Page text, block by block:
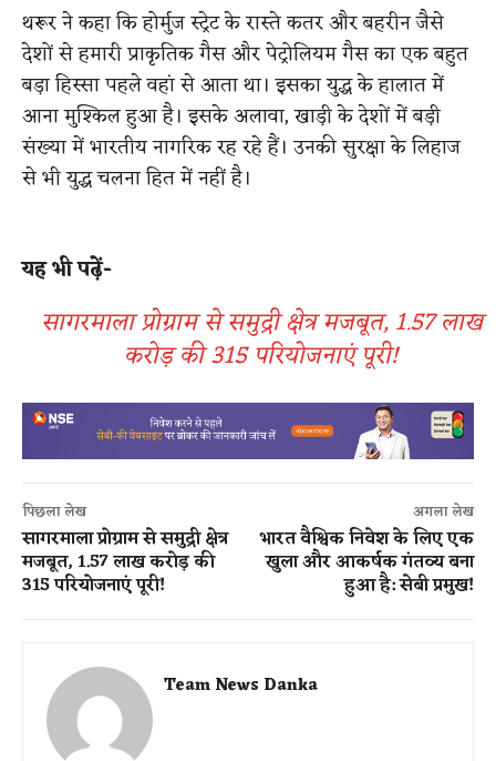
थरूर ने कहा कि होर्मुज स्ट्रेट के रास्ते कतर और बहरीन जैसे
देशों से हमारी प्राकृतिक गैस और पेट्रोलियम गैस का एक बहुत
बड़ा हिस्सा पहले वहां से आता था। इसका युद्ध के हालात में
आना मुश्किल हुआ है। इसके अलावा, खाड़ी के देशों में बड़ी
संख्या में भारतीय नागरिक रह रहे हैं। उनकी सुरक्षा के लिहाज
से भी युद्ध चलना हित में नहीं है।
यह भी पढ़ें-
सागरमाला प्रोग्राम से समुद्री क्षेत्र मजबूत, 1.57 लाख
करोड़ की 315 परियोजनाएं पूरी!
पिछला लेख
सागरमाला प्रोग्राम से समुद्री क्षेत्र
मजबूत, 1.57 लाख करोड़ की
315 परियोजनाएं पूरी!
अगला लेख
भारत वैश्विक निवेश के लिए एक
खुला और आकर्षक गंतव्य बना
हुआ है: सेबी प्रमुख!
Team News Danka